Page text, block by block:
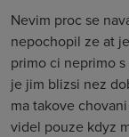
Nevim proc se
nepochopil ze at
primo ci neprimo
je jim blizsi nez
ma takove
videl pouze kdyz